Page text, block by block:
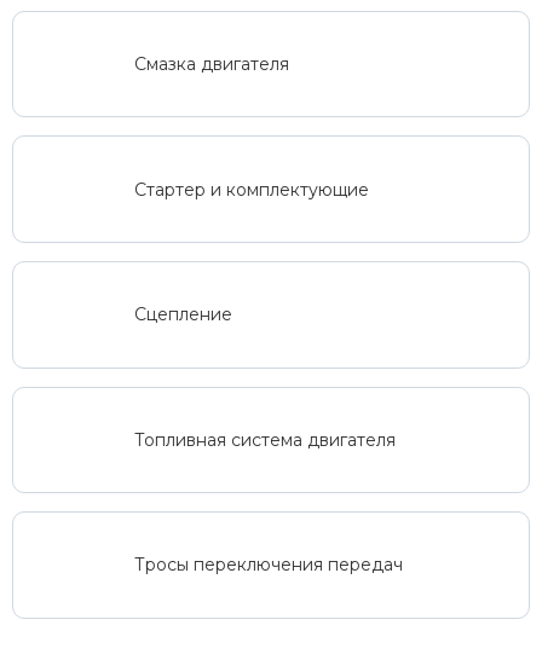
Смазка двигателя
Стартер и комплектующие
Сцепление
Топливная система двигателя
Тросы переключения передач